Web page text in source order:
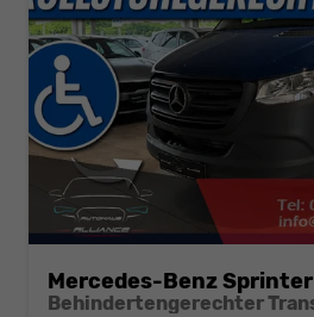
Mercedes-Benz Sprinter